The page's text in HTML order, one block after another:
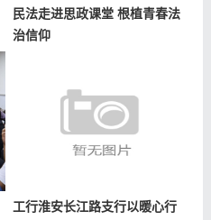
民法走进思政课堂 根植青春法
治信仰
工行淮安长江路支行以暖心行